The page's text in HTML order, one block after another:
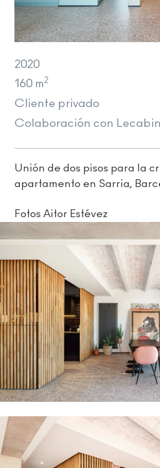
2020
160 m2
Cliente privado
Colaboración con
Unión de dos pisos para la
apartamento en Sarria,
Fotos Aitor Estévez